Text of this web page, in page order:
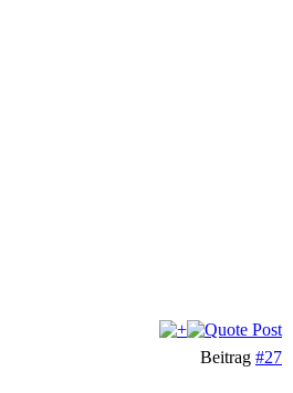
Beitrag #27